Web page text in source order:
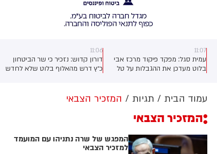
11:07
עמית סגל: מפקד פיקוד מרכז אבי
בלוט מעדכן את ההגבלות על טל
יידרש להגיע פעמיים ביום כדי
לחתום נוכחות בתחנת המשטרה
11:06
דורון קדוש: נזכיר כי שר הביטחון
כ״ץ דרש מהאלוף בלוט שלא לחדש
- האלוף בלוט משתמש בסמכותו
עמוד הבית תגיות המזכיר הצבאי
המזכיר הצבאי
המפגש של שרה נתניהו עם המועמד
למזכיר הצבאי